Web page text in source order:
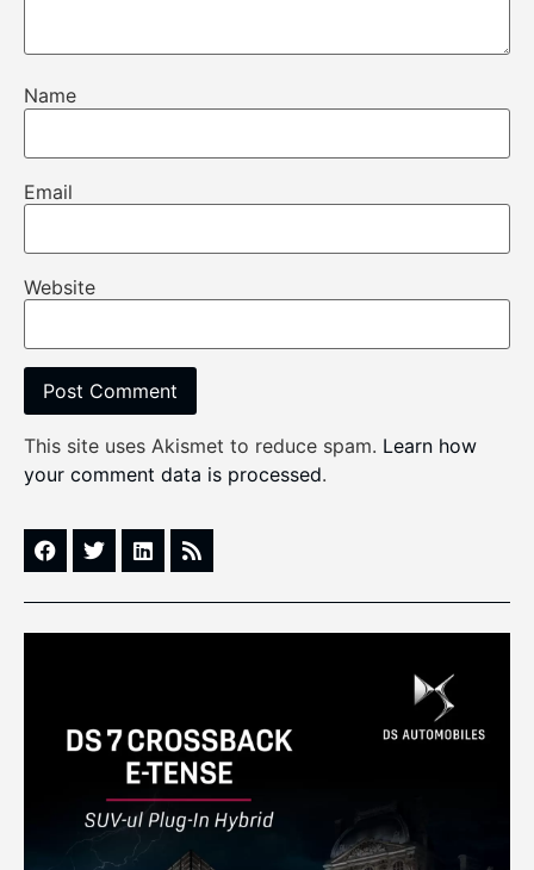
Name
Email
Website
This site uses Akismet to reduce spam. Learn how
your comment data is processed.